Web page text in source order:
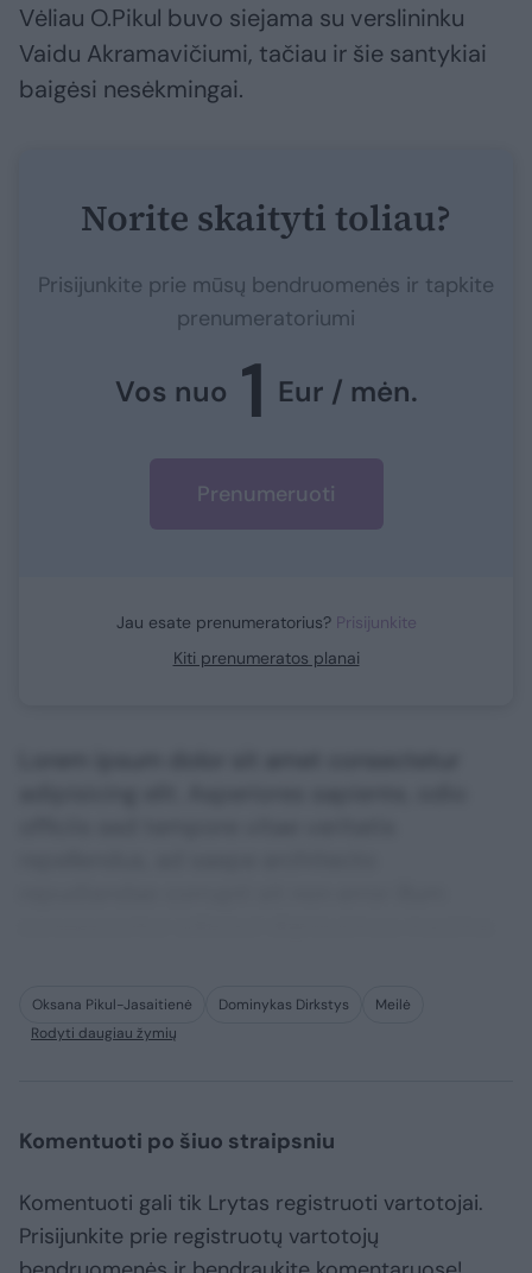
Vėliau O.Pikul buvo siejama su verslininku
Vaidu Akramavičiumi, tačiau ir šie santykiai
baigėsi nesėkmingai.
Norite skaityti toliau?
Prisijunkite prie mūsų bendruomenės ir tapkite
prenumeratoriumi
Vos nuo 1 Eur / mėn.
Prenumeruoti
Jau esate prenumeratorius? Prisijunkite
Kiti prenumeratos planai
Oksana Pikul-Jasaitienė Dominykas Dirkstys
Meilė
Rodyti daugiau žymių
Komentuoti po šiuo straipsniu
Komentuoti gali tik Lrytas registruoti vartotojai.
Prisijunkite prie registruotų vartotojų